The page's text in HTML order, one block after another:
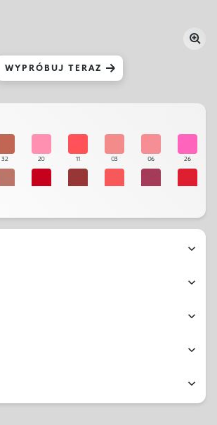
WYPRÓBUJ TERAZ
32 20 11 03 06 26
09 36 16 05 12 18